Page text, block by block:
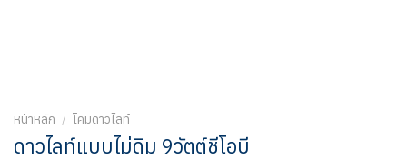
หน้าหลัก / โคมดาวไลท์
ดาวไลท์แบบไม่ดิม 9วัตต์ชีโอบี